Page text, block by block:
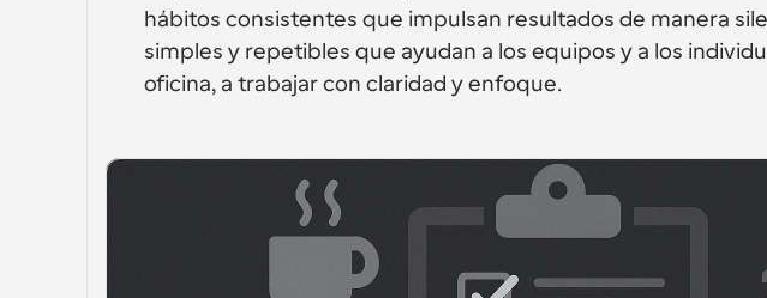
hábitos consistentes que impulsan resultados de manera
simples y repetibles que ayudan a los equipos y a los
oficina, a trabajar con claridad y enfoque.